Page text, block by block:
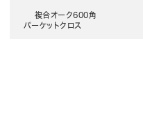
複合オーク600角
パーケットクロス